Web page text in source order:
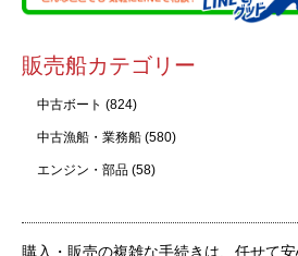
販売船カテゴリー
中古ボート (824)
中古漁船・業務船 (580)
エンジン・部品 (58)
購入・販売の複雑な手続きは、任せて安